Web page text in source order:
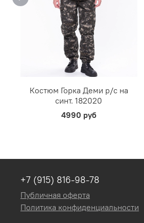
Костюм Горка Деми р/c на
синт. 182020
4990 руб
+7 (915) 816-98-78
Публичная оферта
Политика конфиденциальности